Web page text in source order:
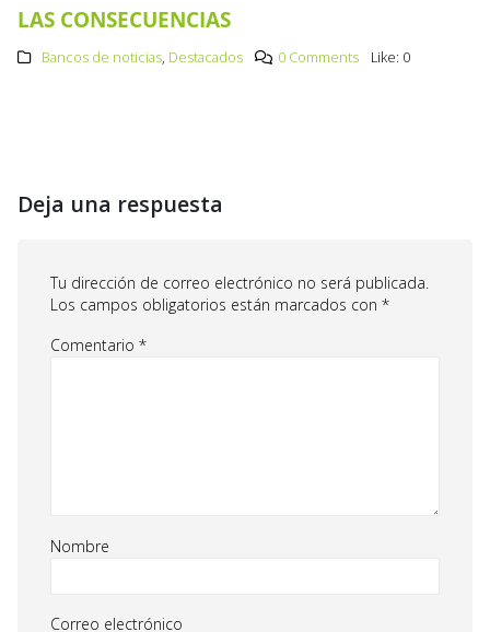
LAS CONSECUENCIAS
Bancos de noticias, Destacados 0 Comments Like: 0
Deja una respuesta
Tu dirección de correo electrónico no será publicada.
Los campos obligatorios están marcados con *
Comentario *
Nombre
Correo electrónico